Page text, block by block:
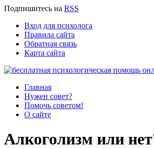
Подпишитесь на RSS
Вход для психолога
Правила сайта
Обратная связь
Карта сайта
Главная
Нужен совет?
Помочь советом!
О сайте
Алкоголизм или